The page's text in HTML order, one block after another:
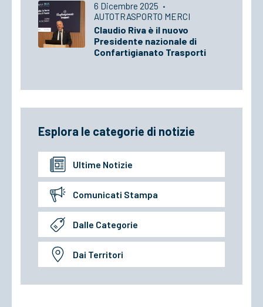
6 Dicembre 2025 ·
AUTOTRASPORTO MERCI
Claudio Riva è il nuovo
Presidente nazionale di
Confartigianato Trasporti
Esplora le categorie di notizie
Ultime Notizie
Comunicati Stampa
Dalle Categorie
Dai Territori